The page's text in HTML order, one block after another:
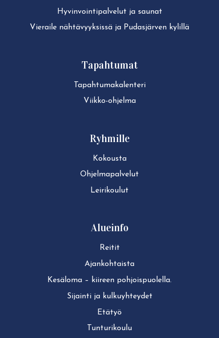
Hy­vin­voin­ti­pal­ve­lut ja saunat
Vieraile näh­tä­vyyk­sis­sä ja Pudasjärven kylillä
Tapahtumat
Ta­pah­tu­ma­ka­len­te­ri
Viikko-ohjelma
Ryhmille
Kokousta
Ohjelmapalvelut
Leirikoulut
Alueinfo
Reitit
Ajan­koh­tais­ta
Kesäloma – kiireen pohjoispuolella.
Sijainti ja kul­ku­yh­tey­det
Etätyö
Tun­tu­ri­kou­lu